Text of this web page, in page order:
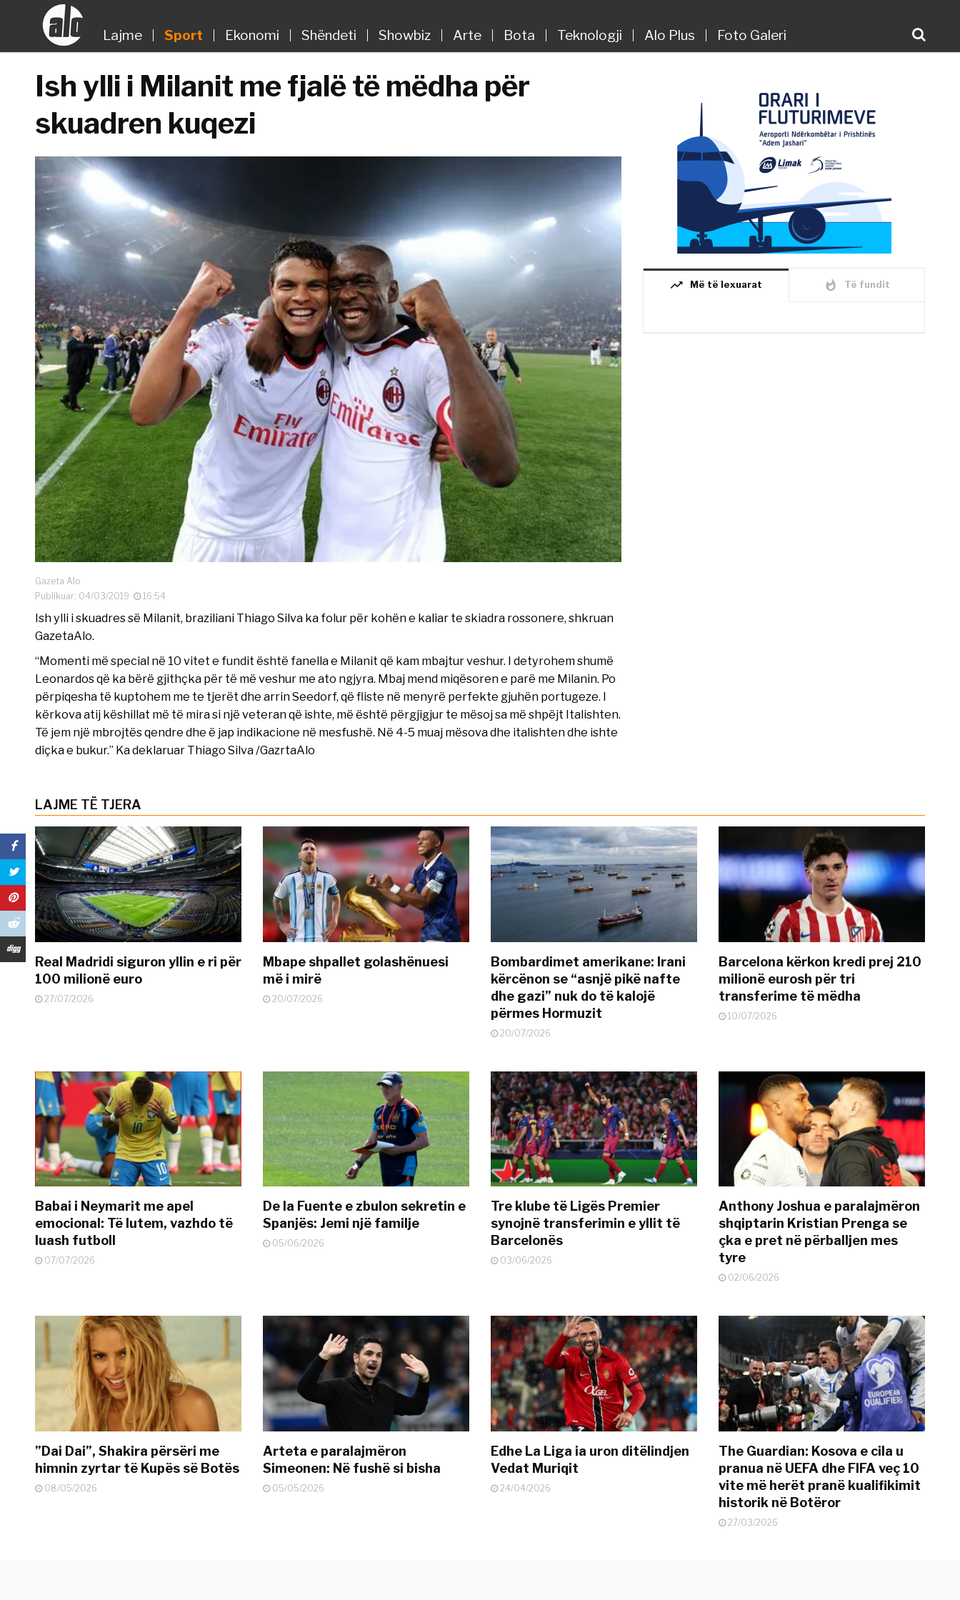
Lajme Sport Ekonomi Shëndeti Showbiz Arte Bota Teknologji Alo Plus Foto Galeri
Ish ylli i Milanit me fjalë të mëdha për
skuadren kuqezi
Gazeta Alo
Publikuar: 04/03/2019
16:54
Ish ylli i skuadres së Milanit, braziliani Thiago Silva ka folur për kohën e kaliar te skiadra rossonere, shkruan
GazetaAlo.
“Momenti më special në 10 vitet e fundit është fanella e Milanit që kam mbajtur veshur. I detyrohem shumë
Leonardos që ka bërë gjithçka për të më veshur me ato ngjyra. Mbaj mend miqësoren e parë me Milanin. Po
përpiqesha të kuptohem me te tjerët dhe arrin Seedorf, që fliste në menyrë perfekte gjuhën portugeze. I
kërkova atij këshillat më të mira si një veteran që ishte, më është përgjigjur te mësoj sa më shpëjt Italishten.
Të jem një mbrojtës qendre dhe ë jap indikacione në mesfushë. Në 4-5 muaj mësova dhe italishten dhe ishte
diçka e bukur.” Ka deklaruar Thiago Silva /GazrtaAlo
trending_up Më të lexuarat whatshot Të fundit
LAJME TË TJERA
Real Madridi siguron yllin e ri për
100 milionë euro
27/07/2026
Mbape shpallet golashënuesi
më i mirë
20/07/2026
Bombardimet amerikane: Irani
kërcënon se “asnjë pikë nafte
dhe gazi” nuk do të kalojë
përmes Hormuzit
20/07/2026
Barcelona kërkon kredi prej 210
milionë eurosh për tri
transferime të mëdha
10/07/2026
Babai i Neymarit me apel
emocional: Të lutem, vazhdo të
luash futboll
07/07/2026
De la Fuente e zbulon sekretin e
Spanjës: Jemi një familje
05/06/2026
Tre klube të Ligës Premier
synojnë transferimin e yllit të
Barcelonës
03/06/2026
Anthony Joshua e paralajmëron
shqiptarin Kristian Prenga se
çka e pret në përballjen mes
tyre
02/06/2026
”Dai Dai”, Shakira përsëri me
himnin zyrtar të Kupës së Botës
08/05/2026
Arteta e paralajmëron
Simeonen: Në fushë si bisha
05/05/2026
Edhe La Liga ia uron ditëlindjen
Vedat Muriqit
24/04/2026
The Guardian: Kosova e cila u
pranua në UEFA dhe FIFA veç 10
vite më herët pranë kualifikimit
historik në Botëror
27/03/2026